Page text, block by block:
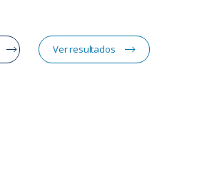
Ver resultados